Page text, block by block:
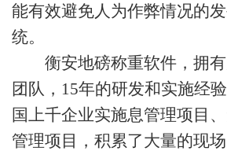
能有效避免人为作弊情况的
统。
衡安地磅称重软件，拥有
团队，15年的研发和实施经
国上千企业实施息管理项目
管理项目，积累了大量的现